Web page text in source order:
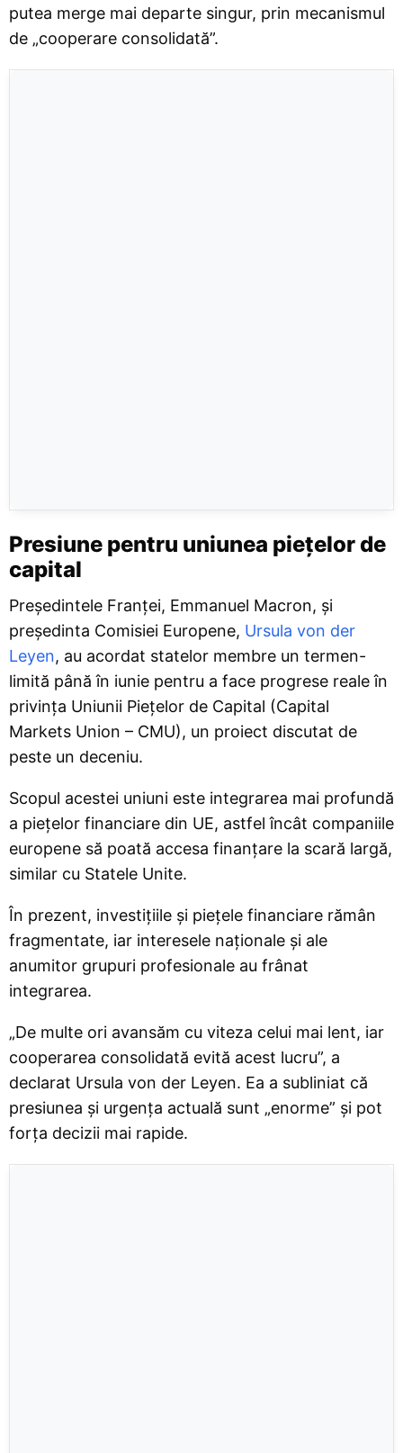
putea merge mai departe singur, prin mecanismul
de „cooperare consolidată”.
Presiune pentru uniunea piețelor de
capital
Președintele Franței, Emmanuel Macron, și
președinta Comisiei Europene, Ursula von der
Leyen, au acordat statelor membre un termen-
limită până în iunie pentru a face progrese reale în
privința Uniunii Piețelor de Capital (Capital
Markets Union – CMU), un proiect discutat de
peste un deceniu.
Scopul acestei uniuni este integrarea mai profundă
a piețelor financiare din UE, astfel încât companiile
europene să poată accesa finanțare la scară largă,
similar cu Statele Unite.
În prezent, investițiile și piețele financiare rămân
fragmentate, iar interesele naționale și ale
anumitor grupuri profesionale au frânat
integrarea.
„De multe ori avansăm cu viteza celui mai lent, iar
cooperarea consolidată evită acest lucru”, a
declarat Ursula von der Leyen. Ea a subliniat că
presiunea și urgența actuală sunt „enorme” și pot
forța decizii mai rapide.